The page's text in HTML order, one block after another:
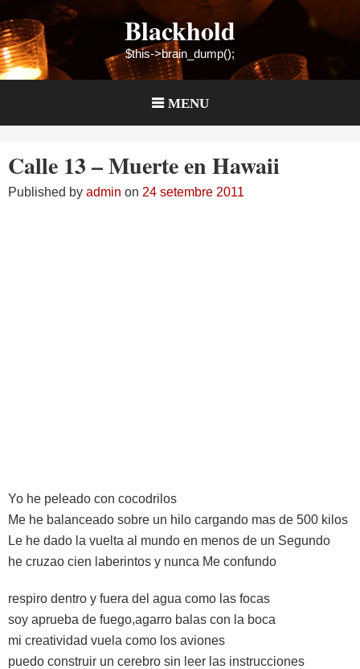
to
content
Blackhold
$this->brain_dump();
MENU
Calle 13 – Muerte en Hawaii
Published by admin on 24 setembre 2011
Yo he peleado con cocodrilos
Me he balanceado sobre un hilo cargando mas de 500 kilos
Le he dado la vuelta al mundo en menos de un Segundo
he cruzao cien laberintos y nunca Me confundo
respiro dentro y fuera del agua como las focas
soy aprueba de fuego,agarro balas con la boca
mi creatividad vuela como los aviones
puedo construir un cerebro sin leer las instrucciones